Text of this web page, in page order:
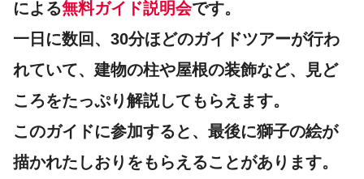
による無料ガイド説明会です。
一日に数回、30分ほどのガイドツアーが行わ
れていて、建物の柱や屋根の装飾など、見ど
ころをたっぷり解説してもらえます。
このガイドに参加すると、最後に獅子の絵が
描かれたしおりをもらえることがあります。